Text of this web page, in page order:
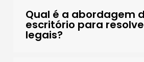
Qual é a abordagem
escritório para
legais?